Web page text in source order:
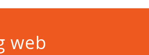
web